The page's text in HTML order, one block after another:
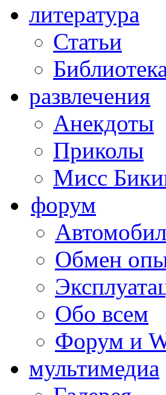
литература
Статьи
развлечения
Анекдоты
Приколы
Мисс
форум
Обмен
Обо всем
Форум и
мультимедиа